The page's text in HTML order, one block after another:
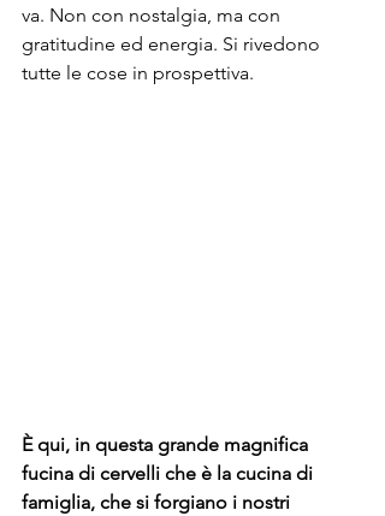
va. Non con nostalgia, ma con
gratitudine ed energia. Si rivedono
tutte le cose in prospettiva.
È qui, in questa grande magnifica
fucina di cervelli che è la cucina di
famiglia, che si forgiano i nostri